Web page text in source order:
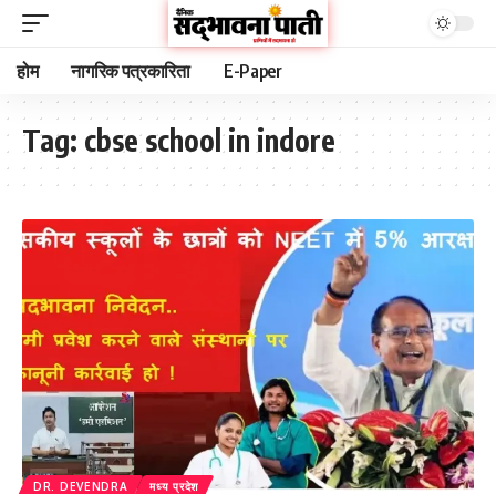
होम नागरिक पत्रकारिता E-Paper
Tag: cbse school in indore
DR. DEVENDRA मध्य प्रदेश